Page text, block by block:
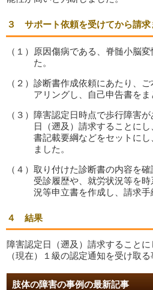
３ サポート依頼を受けてから請求
（１）原因傷病である、脊髄小脳
た。
（２）診断書作成依頼にあたり、
アリングし、自己申告書をま
（３）障害認定日時点で歩行障害
日（遡及）請求することに
書記載要綱などをセットに
ました。
（４）取り付けた診断書の内容を
受診履歴や、就労状況等を
況等申立書を作成し、請求手
４ 結果
障害認定日（遡及）請求すること
（現在）１級の認定通知を受け取る
肢体の障害の事例の最新記事